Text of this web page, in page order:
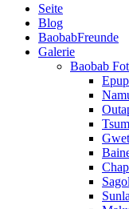
Primäres
Menü
Seite
Blog
BaobabFreunde
Galerie
Baobab